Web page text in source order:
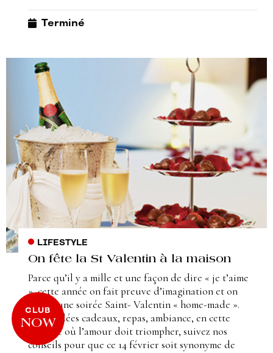
Terminé
LIFESTYLE
On fête la St Valentin à la maison
Parce qu’il y a mille et une façon de dire « je t’aime
», cette année on fait preuve d’imagination et on
s’offre une soirée Saint- Valentin « home-made ».
Alors, idées cadeaux, repas, ambiance, en cette
période où l’amour doit triompher, suivez nos
conseils pour que ce 14 février soit synonyme de
CLUB
NOW